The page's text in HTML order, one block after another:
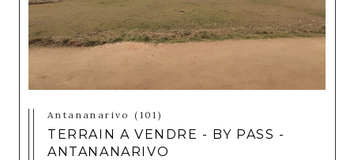
Antananarivo (101)
TERRAIN A VENDRE - BY PASS -
ANTANANARIVO